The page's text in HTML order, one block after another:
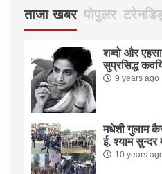
ताजा खबर पोपुलर
शब्दो और
सुप्रसिद्ध
9 years ago
मधेशी गुलाम
ई. श्याम
10 years